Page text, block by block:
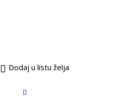
Dodaj u listu želja